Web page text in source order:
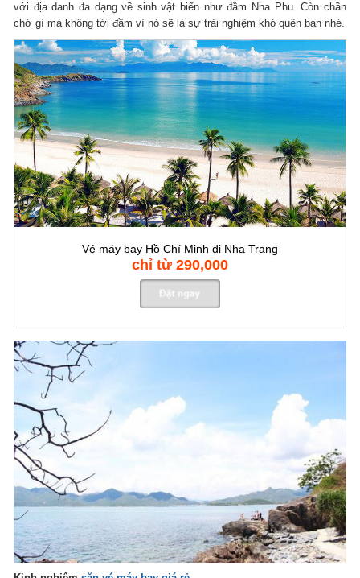
với địa danh đa dạng về sinh vật biển như đầm Nha Phu. Còn chần
chờ gì mà không tới đầm vì nó sẽ là sự trải nghiệm khó quên bạn nhé.
Vé máy bay Hồ Chí Minh đi Nha Trang
chỉ từ 290,000